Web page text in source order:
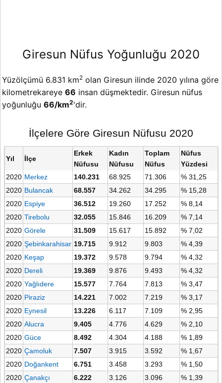
Giresun Nüfus Yoğunluğu 2020
Yüzölçümü 6.831 km2 olan Giresun ilinde 2020 yılına göre
kilometrekareye 66 insan düşmektedir. Giresun nüfus
yoğunluğu 66/km2'dir.
İlçelere Göre Giresun Nüfusu 2020
Yıl İlçe
Erkek
Nüfusu
Kadın
Nüfusu
Toplam
Nüfus
Nüfus
Yüzdesi
2020 Merkez 140.231 68.925 71.306
% 31,25
2020 Bulancak 68.557 34.262 34.295
% 15,28
2020 Espiye 36.512 19.260 17.252
% 8,14
2020 Tirebolu 32.055 15.846 16.209
% 7,14
2020 Görele 31.509 15.617 15.892
% 7,02
2020 Şebinkarahisar 19.715 9.912 9.803
% 4,39
2020 Keşap 19.372 9.578 9.794
% 4,32
2020 Dereli 19.369 9.876 9.493
% 4,32
2020 Yağlıdere 15.577 7.764 7.813
% 3,47
2020 Piraziz 14.221 7.002 7.219
% 3,17
2020 Eynesil 13.226 6.117 7.109
% 2,95
2020 Alucra 9.405 4.776 4.629
% 2,10
2020 Güce 8.492 4.304 4.188
% 1,89
2020 Çamoluk 7.507 3.915 3.592
% 1,67
2020 Doğankent 6.751 3.458 3.293
% 1,50
2020 Çanakçı 6.222 3.126 3.096 % 1,39